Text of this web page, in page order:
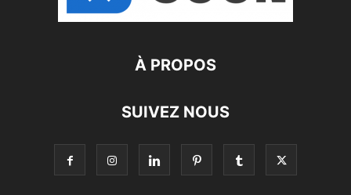
À PROPOS
SUIVEZ NOUS